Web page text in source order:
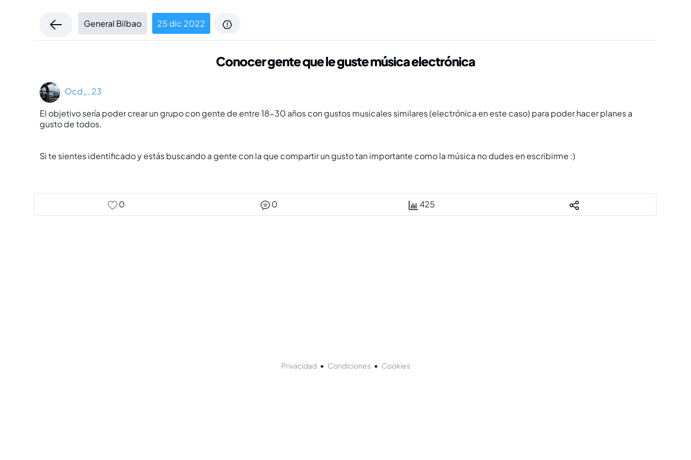
General Bilbao 25 dic 2022
Conocer gente que le guste música electrónica
Ocd_, 23
El objetivo serí­a poder crear un grupo con gente de entre 18-30 años con gustos musicales similares (electrónica en este caso) para poder hacer planes a
gusto de todos.
Si te sientes identificado y estás buscando a gente con la que compartir un gusto tan importante como la música no dudes en escribirme :)
0 0 425
Privacidad• Condiciones• Cookies